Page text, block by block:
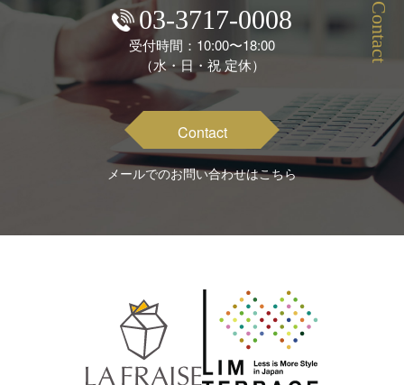
Contact
03-3717-0008
受付時間：10:00〜18:00
（水・日・祝 定休）
Contact
メールでのお問い合わせはこちら